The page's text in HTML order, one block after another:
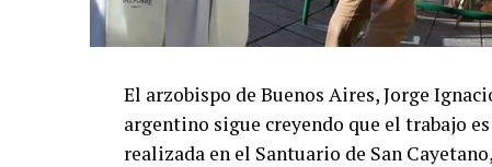
El arzobispo de Buenos Aires, Jorge
argentino sigue creyendo que el trabajo
realizada en el Santuario de San